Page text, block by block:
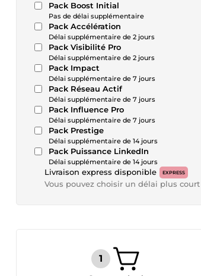
Pack Boost Initial
Pas de délai supplémentaire
Pack Accélération
Délai supplémentaire de 2 jours
Pack Visibilité Pro
Délai supplémentaire de 2 jours
Pack Impact
Délai supplémentaire de 7 jours
Pack Réseau Actif
Délai supplémentaire de 7 jours
Pack Influence Pro
Délai supplémentaire de 7 jours
Pack Prestige
Délai supplémentaire de 14 jours
Pack Puissance LinkedIn
Délai supplémentaire de 14 jours
Livraison express disponible EXPRESS
Vous pouvez choisir un délai plus